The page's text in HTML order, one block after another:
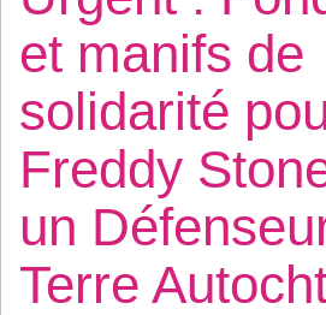
et manifs de
solidarité
Freddy
un
Terre